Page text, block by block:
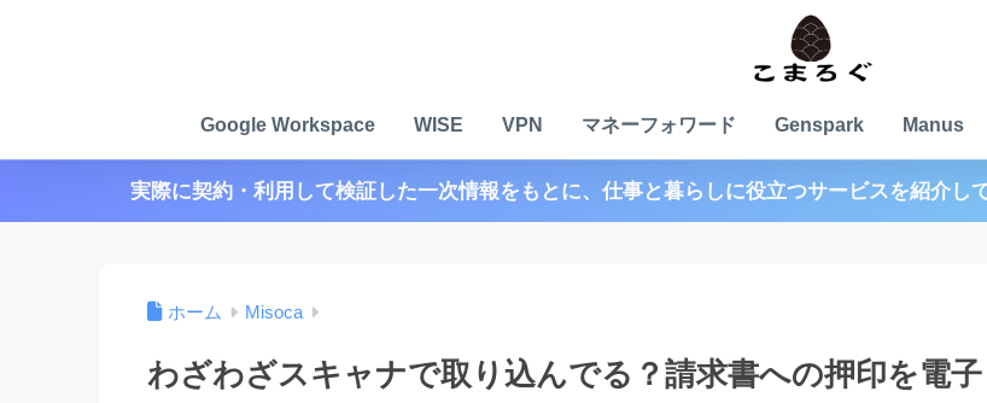
Google Workspace WISE VPN マネーフォワード Genspark Manus
実際に契約・利用して検証した一次情報をもとに、仕事と暮らしに役立つサービスを紹介し
ホーム Misoca
わざわざスキャナで取り込んでる？請求書への押印を電子